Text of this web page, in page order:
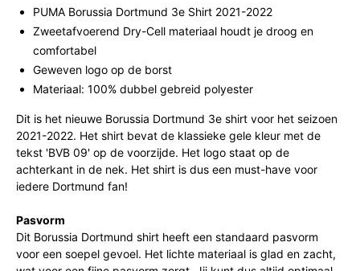
PUMA Borussia Dortmund 3e Shirt 2021-2022
Zweetafvoerend Dry-Cell materiaal houdt je droog en
comfortabel
Geweven logo op de borst
Materiaal: 100% dubbel gebreid polyester
Dit is het nieuwe Borussia Dortmund 3e shirt voor het seizoen
2021-2022. Het shirt bevat de klassieke gele kleur met de
tekst 'BVB 09' op de voorzijde. Het logo staat op de
achterkant in de nek. Het shirt is dus een must-have voor
iedere Dortmund fan!
Pasvorm
Dit Borussia Dortmund shirt heeft een standaard pasvorm
voor een soepel gevoel. Het lichte materiaal is glad en zacht,